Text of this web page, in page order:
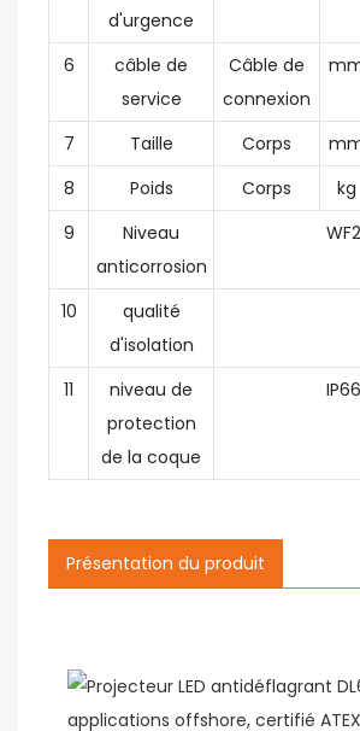
d'urgence
6
câble de
service
Câble de
connexion
7 Taille Corps
8
Poids Corps kg
9
Niveau
anticorrosion
WF2
10
qualité
d'isolation
11
niveau de
protection
de la coque
IP66
Présentation du produit